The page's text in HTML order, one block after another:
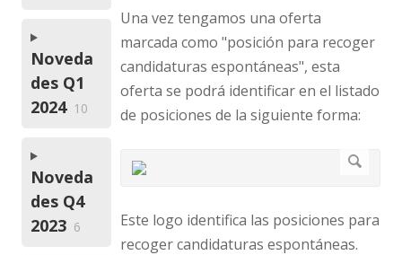
Una vez tengamos una oferta
marcada como "posición para recoger
candidaturas espontáneas", esta
oferta se podrá identificar en el listado
de posiciones de la siguiente forma:
Este logo identifica las posiciones para
recoger candidaturas espontáneas.
Noveda
des Q1
2024 10
Noveda
des Q4
2023 6